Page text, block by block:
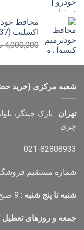
اکسلنت (37 تکه) (اصلی وارداتی درجه یک)
4,000,000
شعبه مرکزی (خرید
تهران : پارک چیتگر،
چری
021-82808933
شماره مستقیم فروشگاه :
شنبه تا پنج شنبه : 9 صبح تا 8 شب
جمعه و روزهای تعطیل